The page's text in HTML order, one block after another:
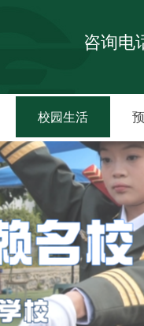
咨询电
校园生活